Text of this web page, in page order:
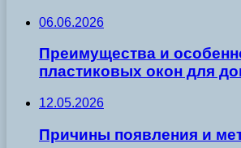
06.06.2026
Преимущества и
пластиковых окон для
12.05.2026
Причины появления и